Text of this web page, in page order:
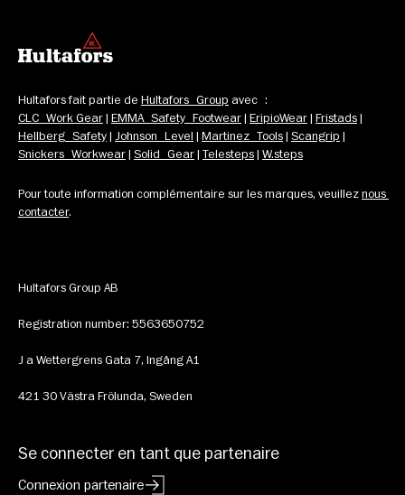
Hultafors fait partie de Hultafors Group avec :
CLC Work Gear | EMMA Safety Footwear | EripioWear | Fristads
Hellberg Safety | Johnson Level | Martinez Tools | Scangrip
Snickers Workwear | Solid Gear | Telesteps | W.steps
Pour toute information complémentaire sur les marques, veuillez nous
contacter.
Hultafors Group AB
Registration number: 5563650752
J a Wettergrens Gata 7, Ingång A1
421 30 Västra Frölunda, Sweden
Se connecter en tant que partenaire
Connexion partenaire